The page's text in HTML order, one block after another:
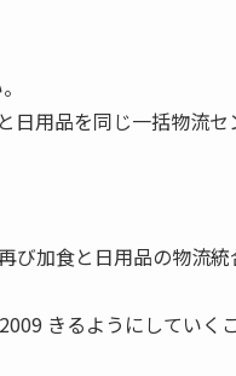
日用品を同じ一括物流セ
び加食と日用品の物流
きるようにしていく